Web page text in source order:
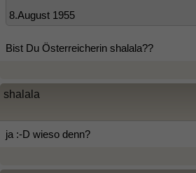
8.August 1955
Bist Du Österreicherin shalala??
shalala
ja :-D wieso denn?